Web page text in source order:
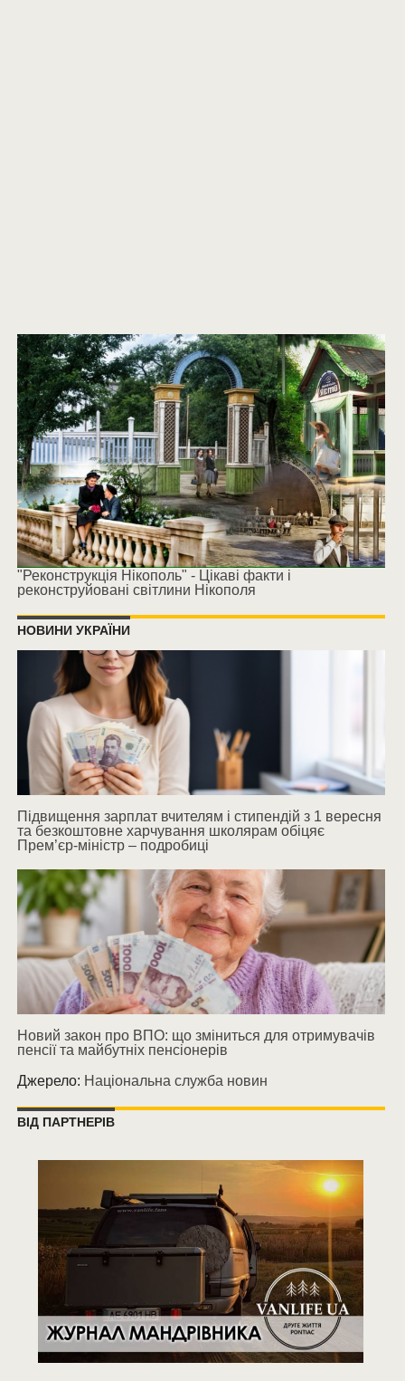
"Реконструкція Нікополь" - Цікаві факти і
реконструйовані світлини Нікополя
НОВИНИ УКРАЇНИ
Підвищення зарплат вчителям і стипендій з 1 вересня
та безкоштовне харчування школярам обіцяє
Прем’єр-міністр – подробиці
Новий закон про ВПО: що зміниться для отримувачів
пенсії та майбутніх пенсіонерів
Джерело: Національна служба новин
ВІД ПАРТНЕРІВ